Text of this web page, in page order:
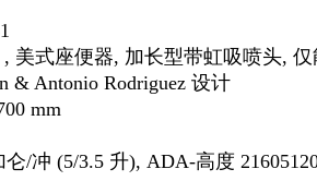
, 美式座便器, 加长型带虹吸喷头,
& Antonio Rodriguez 设计
mm
仑/冲 (5/3.5 升), ADA-高度